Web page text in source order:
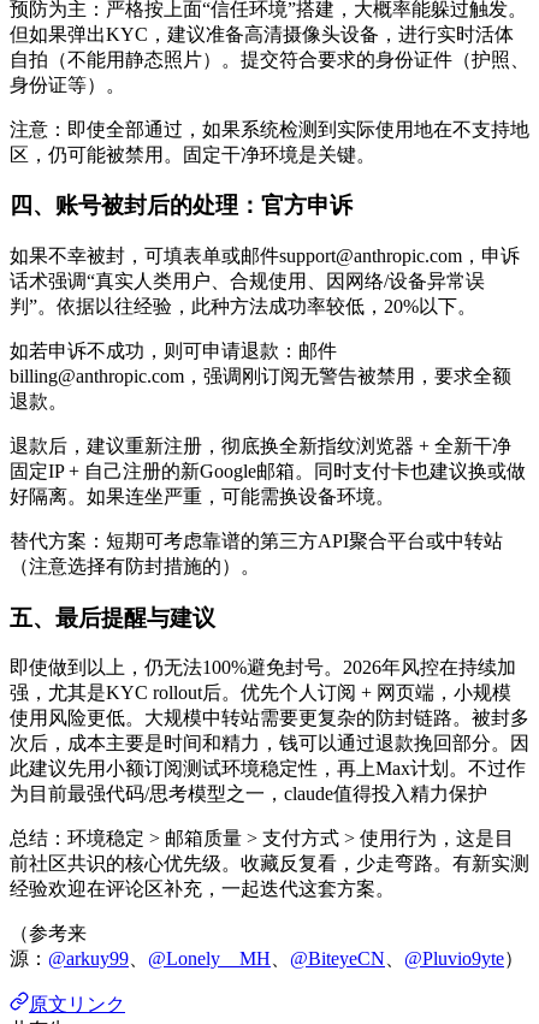
预防为主：严格按上面“信任环境”搭建，大概率能躲过触发。
但如果弹出KYC，建议准备高清摄像头设备，进行实时活体
自拍（不能用静态照片）。提交符合要求的身份证件（护照、
身份证等）。
注意：即使全部通过，如果系统检测到实际使用地在不支持地
区，仍可能被禁用。固定干净环境是关键。
四、账号被封后的处理：官方申诉
如果不幸被封，可填表单或邮件support@anthropic.com，申诉
话术强调“真实人类用户、合规使用、因网络/设备异常误
判”。依据以往经验，此种方法成功率较低，20%以下。
如若申诉不成功，则可申请退款：邮件
billing@anthropic.com，强调刚订阅无警告被禁用，要求全额
退款。
退款后，建议重新注册，彻底换全新指纹浏览器 + 全新干净
固定IP + 自己注册的新Google邮箱。同时支付卡也建议换或做
好隔离。如果连坐严重，可能需换设备环境。
替代方案：短期可考虑靠谱的第三方API聚合平台或中转站
（注意选择有防封措施的）。
五、最后提醒与建议
即使做到以上，仍无法100%避免封号。2026年风控在持续加
强，尤其是KYC rollout后。优先个人订阅 + 网页端，小规模
使用风险更低。大规模中转站需要更复杂的防封链路。被封多
次后，成本主要是时间和精力，钱可以通过退款挽回部分。因
此建议先用小额订阅测试环境稳定性，再上Max计划。不过作
为目前最强代码/思考模型之一，claude值得投入精力保护
总结：环境稳定 > 邮箱质量 > 支付方式 > 使用行为，这是目
前社区共识的核心优先级。收藏反复看，少走弯路。有新实测
经验欢迎在评论区补充，一起迭代这套方案。
（参考来
源： @arkuy99、 @Lonely__MH、 @BiteyeCN、 @Pluvio9yte）
原文リンク